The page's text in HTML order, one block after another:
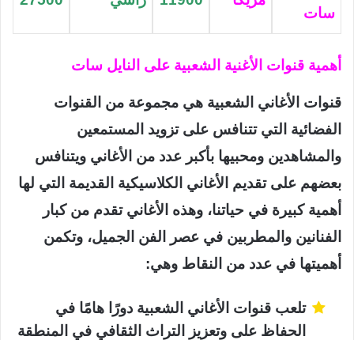
سات
أهمية قنوات الأغنية الشعبية على النايل سات
قنوات الأغاني الشعبية هي مجموعة من القنوات
الفضائية التي تتنافس على تزويد المستمعين
والمشاهدين ومحبيها بأكبر عدد من الأغاني ويتنافس
بعضهم على تقديم الأغاني الكلاسيكية القديمة التي لها
أهمية كبيرة في حياتنا، وهذه الأغاني تقدم من كبار
الفنانين والمطربين في عصر الفن الجميل، وتكمن
أهميتها في عدد من النقاط وهي:
تلعب قنوات الأغاني الشعبية دورًا هامًا في
الحفاظ على وتعزيز التراث الثقافي في المنطقة